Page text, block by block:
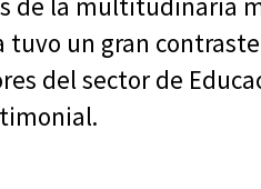
tuvo un gran
del sector de